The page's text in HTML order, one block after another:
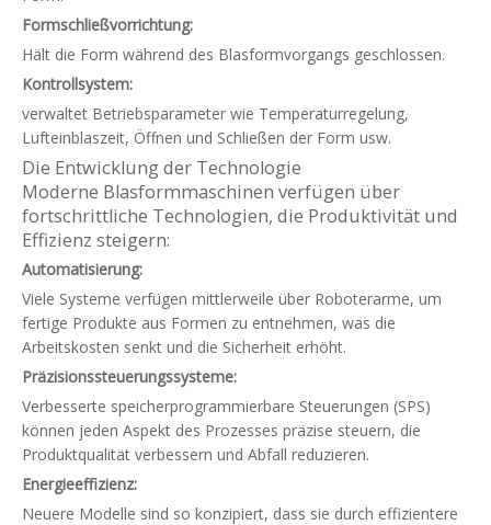
Formschließvorrichtung:
Hält die Form während des Blasformvorgangs geschlossen.
Kontrollsystem:
verwaltet Betriebsparameter wie Temperaturregelung,
Lufteinblaszeit, Öffnen und Schließen der Form usw.
Die Entwicklung der Technologie
Moderne Blasformmaschinen verfügen über
fortschrittliche Technologien, die Produktivität und
Effizienz steigern:
Automatisierung:
Viele Systeme verfügen mittlerweile über Roboterarme, um
fertige Produkte aus Formen zu entnehmen, was die
Arbeitskosten senkt und die Sicherheit erhöht.
Präzisionssteuerungssysteme:
Verbesserte speicherprogrammierbare Steuerungen (SPS)
können jeden Aspekt des Prozesses präzise steuern, die
Produktqualität verbessern und Abfall reduzieren.
Energieeffizienz:
Neuere Modelle sind so konzipiert, dass sie durch effizientere